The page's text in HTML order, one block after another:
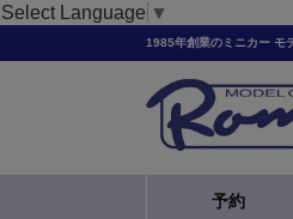
Select Language ▼
1985年創業のミニカー モ
予約